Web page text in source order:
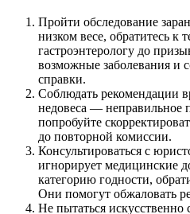
Пройти обследование
низком весе, обратитесь к
гастроэнтерологу до
возможные заболевания и
справки.
Соблюдать рекомендации
недовеса — неправильное
попробуйте
до повторной комиссии.
Консультироваться с
игнорирует медицинские
категорию годности,
Они помогут обжаловать
Не пытаться искусственно